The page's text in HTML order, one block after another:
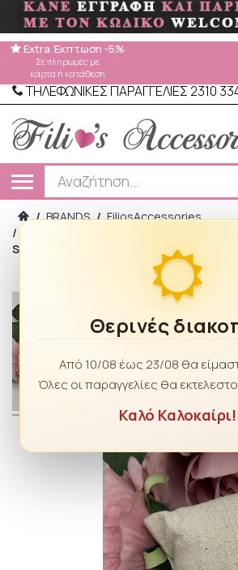
ΤΗΛΕΦΩΝΙΚΕΣ ΠΑΡΑΓΓΕΛΙΕΣ 2310
Extra Έκπτωση -5%
Σε πληρωμές με
κάρτα ή κατάθεση
Θερινές
Από 10/08 έως 23/08 θα
Όλες οι παραγγελίες θα
Καλό Καλοκαίρι!
/ BRANDS / FiliosAccessories
/
Βραχιόλι ατσάλινο με φτερo
Silver